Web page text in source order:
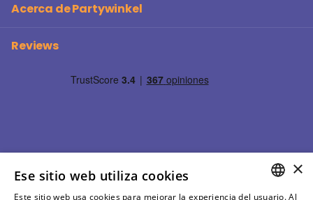
Acerca de Partywinkel
Reviews
×
Ese sitio web utiliza cookies
Este sitio web usa cookies para mejorar la experiencia del usuario. Al